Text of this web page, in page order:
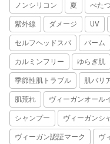
ノンシリコン 夏 べた
紫外線 ダメージ UV
セルフヘッドスパ バーム
カルミンフリー ゆらぎ肌
季節性肌トラブル 肌バリ
肌荒れ ヴィーガンオール
シャンプー ヴィーガンシ
ヴィーガン認証マーク ヴ